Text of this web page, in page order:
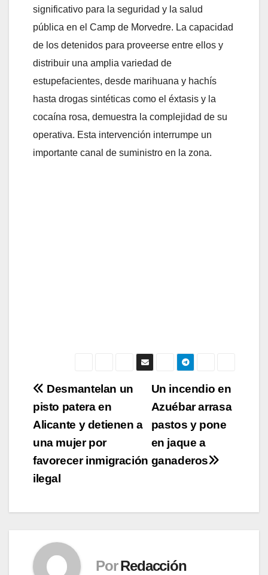
significativo para la seguridad y la salud
pública en el Camp de Morvedre. La capacidad
de los detenidos para proveerse entre ellos y
distribuir una amplia variedad de
estupefacientes, desde marihuana y hachís
hasta drogas sintéticas como el éxtasis y la
cocaína rosa, demuestra la complejidad de su
operativa. Esta intervención interrumpe un
importante canal de suministro en la zona.
Navegación
de
entradas
Un incendio en
Azuébar arrasa
pastos y pone
en jaque a
ganaderos
Desmantelan un
pisto patera en
Alicante y detienen a
una mujer por
favorecer inmigración
ilegal
Por Redacción